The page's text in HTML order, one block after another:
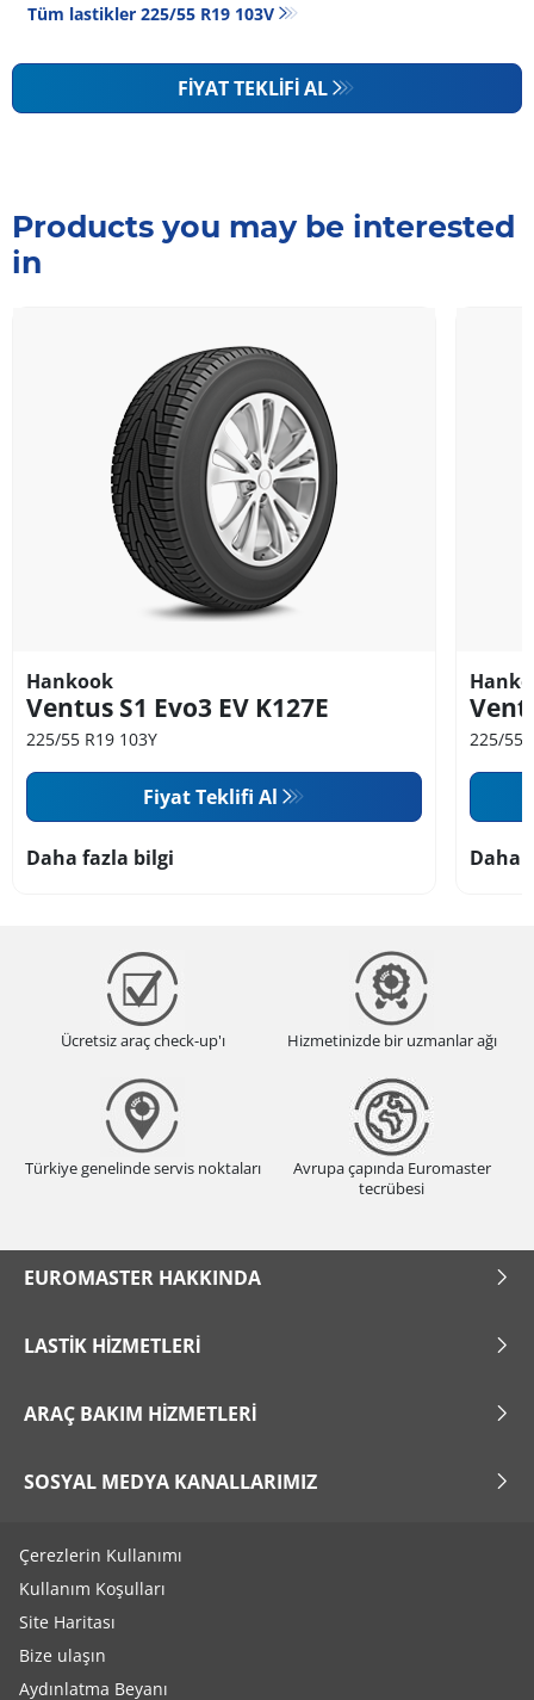
Tüm lastikler‎ 225/55 R19 103V
FIYAT TEKLIFI AL
Products you may be interested
in
Hankook
Ventus S1 Evo3 EV K127E
225/55 R19 103Y
Fiyat Teklifi Al
Daha fazla bilgi
225/55
Daha
Ücretsiz araç check-up'ı Hizmetinizde bir uzmanlar ağı
Türkiye genelinde servis noktaları
Avrupa çapında Euromaster
tecrübesi
EUROMASTER HAKKINDA
LASTIK HIZMETLERI
ARAÇ BAKIM HIZMETLERI
SOSYAL MEDYA KANALLARIMIZ
Çerezlerin Kullanımı
Kullanım Koşulları
Site Haritası
Bize ulaşın
Aydınlatma Beyanı